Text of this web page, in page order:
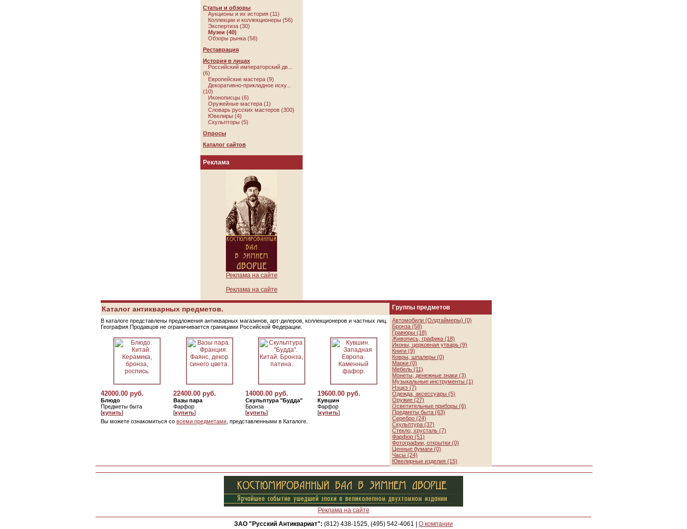
Статьи и обзоры
Аукционы и их история (11)
Коллекции и коллекционеры (56)
Экспертиза (30)
Музеи (40)
Обзоры рынка (58)
Реставрация
История в лицах
Российский императорский дв...
(6)
Европейские мастера (9)
Декоративно-прикладное иску...
(10)
Иконописцы (6)
Оружейные мастера (1)
Словарь русских мастеров (300)
Ювелиры (4)
Скульпторы (5)
Опросы
Каталог сайтов
Реклама
Реклама на сайте
Реклама на сайте
Каталог антикварных предметов.
В каталоге представлены предложения антикварных магазинов, арт-дилеров, коллекционеров и частных лиц.
География Продавцов не ограничивается границами Российской Федерации.
42000.00 руб.
Блюдо
Предметы быта
[купить]
22400.00 руб.
Вазы пара
Фарфор
[купить]
14000.00 руб.
Скульптура "Будда"
Бронза
[купить]
19600.00 руб.
Кувшин
Фарфор
[купить]
Вы можете ознакомиться со всеми предметами , представленными в Каталоге.
Группы предметов
Автомобили (Олдтаймеры) (0)
Бронза (58)
Гравюры (18)
Живопись, графика (18)
Иконы, церковная утварь (9)
Книги (9)
Ковры, шпалеры (0)
Марки (0)
Мебель (11)
Монеты, денежные знаки (3)
Музыкальные инструменты (1)
Нэцкэ (7)
Одежда, аксессуары (5)
Оружие (27)
Осветительные приборы (6)
Предметы быта (63)
Серебро (24)
Скульптура (37)
Стекло, хрусталь (7)
Фарфор (51)
Фотографии, открытки (0)
Ценные бумаги (0)
Часы (24)
Ювелирные изделия (15)
Реклама на сайте
ЗАО "Русский Антиквариат": (812) 438-1525, (495) 542-4061 О компании